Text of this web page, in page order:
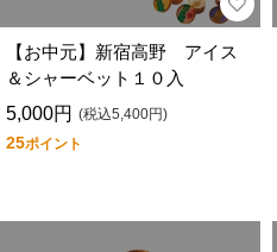
【お中元】新宿高野 アイス
＆シャーベット１０入
5,000円 (税込5,400円)
25ポイント